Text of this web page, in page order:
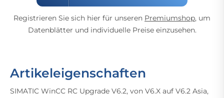
Registrieren Sie sich hier für unseren Premiumshop, um
Datenblätter und individuelle Preise einzusehen.
Artikeleigenschaften
SIMATIC WinCC RC Upgrade V6.2, von V6.X auf V6.2 Asia,